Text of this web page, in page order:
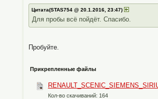
Цитата(STAS754 @ 20.1.2016, 23:47)
Для пробы всё пойдёт. Спасибо.
Пробуйте.
Прикрепленные файлы
Кол-во скачиваний: 164